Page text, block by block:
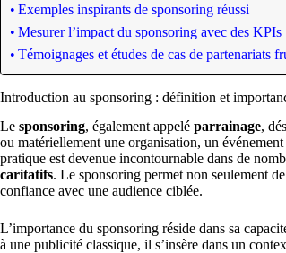
Exemples inspirants de sponsoring réussi
Mesurer l’impact du sponsoring avec des KPIs
Témoignages et études de cas de partenariats
Introduction au sponsoring : définition et
Le sponsoring, également appelé parrainage,
ou matériellement une organisation, un
pratique est devenue incontournable dans de
caritatifs. Le sponsoring permet non seulement
confiance avec une audience ciblée.
L’importance du sponsoring réside dans sa
à une publicité classique, il s’insère dans un